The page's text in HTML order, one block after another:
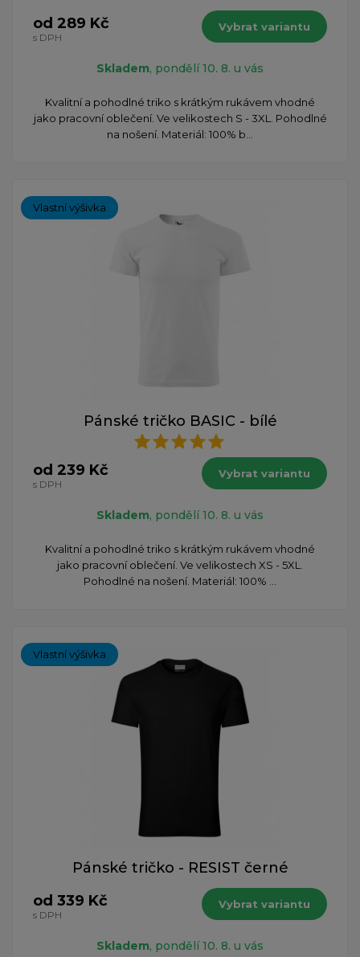
od 289 Kč
s DPH
Vybrat variantu
Skladem, pondělí 10. 8. u vás
Kvalitní a pohodlné triko s krátkým rukávem vhodné
jako pracovní oblečení. Ve velikostech S - 3XL. Pohodlné
na nošení. Materiál: 100% b...
Vlastní výšivka
Pánské tričko BASIC - bílé
od 239 Kč
s DPH
Vybrat variantu
Skladem, pondělí 10. 8. u vás
Kvalitní a pohodlné triko s krátkým rukávem vhodné
jako pracovní oblečení. Ve velikostech XS - 5XL.
Pohodlné na nošení. Materiál: 100% ...
Vlastní výšivka
Pánské tričko - RESIST černé
od 339 Kč
s DPH
Vybrat variantu
Skladem, pondělí 10. 8. u vás